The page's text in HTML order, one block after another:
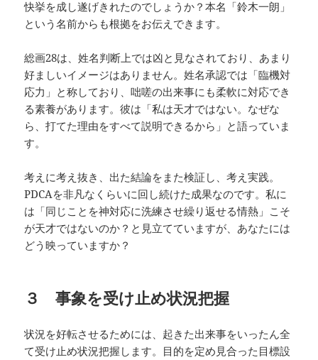
快挙を成し遂げきれたのでしょうか？本名「鈴木一朗」
という名前からも根拠をお伝えできます。
総画28は、姓名判断上では凶と見なされており、あまり
好ましいイメージはありません。姓名承認では「臨機対
応力」と称しており、咄嗟の出来事にも柔軟に対応でき
る素養があります。彼は「私は天才ではない。なぜな
ら、打てた理由をすべて説明できるから」と語っていま
す。
考えに考え抜き、出た結論をまた検証し、考え実践。
PDCAを非凡なくらいに回し続けた成果なのです。私に
は「同じことを神対応に洗練させ繰り返せる情熱」こそ
が天才ではないのか？と見立てていますが、あなたには
どう映っていますか？
３ 事象を受け止め状況把握
状況を好転させるためには、起きた出来事をいったん全
て受け止め状況把握します。目的を定め見合った目標設